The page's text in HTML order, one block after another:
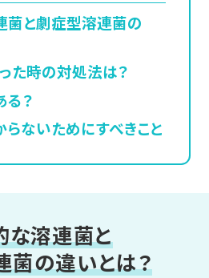
菌と劇症型溶連菌の
た時の対処法は？
？
ないためにすべきこと
な溶連菌と
菌の違いとは？